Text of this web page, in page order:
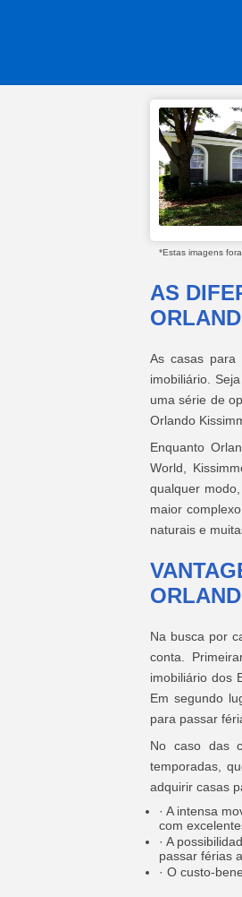
*Estas imagens
AS
As casas para
imobiliário.
uma série de
Orlando
Enquanto
World,
qualquer
maior
naturais e
Na busca por
conta.
imobiliário dos
Em segundo
para passar
No caso das
temporadas,
adquirir casas
· A intensa
com
· A
passar férias
· O custo-